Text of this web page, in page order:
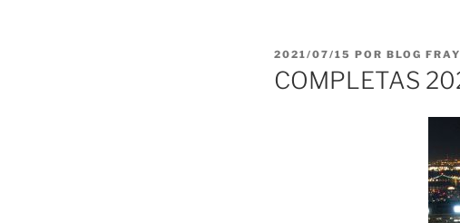
PUBLICADO
EL
2021/07/15 POR BLOG
COMPLETAS